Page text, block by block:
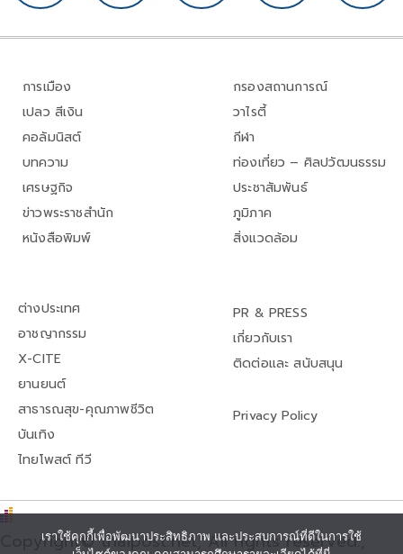
การเมือง
เปลว สีเงิน
คอลัมนิสต์
บทความ
เศรษฐกิจ
ข่าวพระราชสำนัก
หนังสือพิมพ์
กรองสถานการณ์
วาไรตี้
กีฬา
ท่องเที่ยว – ศิลปวัฒนธรรม
ประชาสัมพันธ์
ภูมิภาค
สิ่งแวดล้อม
ต่างประเทศ
อาชญากรรม
X-CITE
ยานยนต์
สาธารณสุข-คุณภาพชีวิต
บันเทิง
ไทยโพสต์ ทีวี
PR & PRESS
เกี่ยวกับเรา
ติดต่อและ สนับสนุน
Privacy Policy
Copyright© thaipost.net, All rights reserved.,
เราใช้คุกกี้เพื่อพัฒนาประสิทธิภาพ และประสบการณ์ที่ดีในการใช้